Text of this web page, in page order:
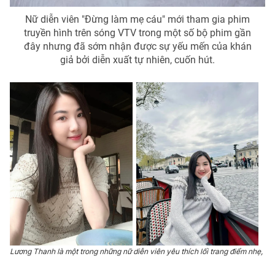
Nữ diễn viên "Đừng làm mẹ cáu" mới tham gia phim
truyền hình trên sóng VTV trong một số bộ phim gần
đây nhưng đã sớm nhận được sự yếu mến của khán
giả bởi diễn xuất tự nhiên, cuốn hút.
Lương Thanh là một trong những nữ diễn viên yêu thích lối trang điểm nhẹ,